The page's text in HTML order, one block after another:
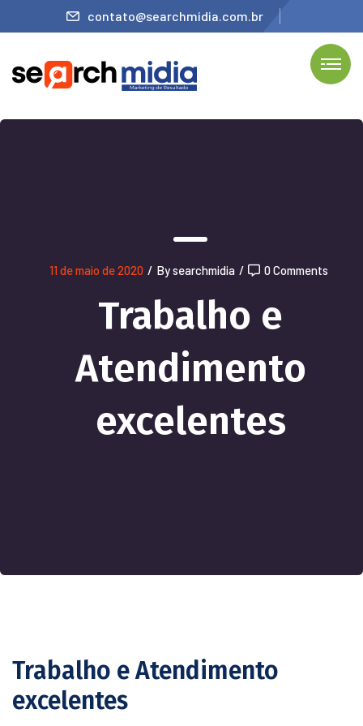
contato@searchmidia.com.br
11 de maio de 2020 / By searchmidia / 0 Comments
Trabalho e
Atendimento
excelentes
Trabalho e Atendimento
excelentes